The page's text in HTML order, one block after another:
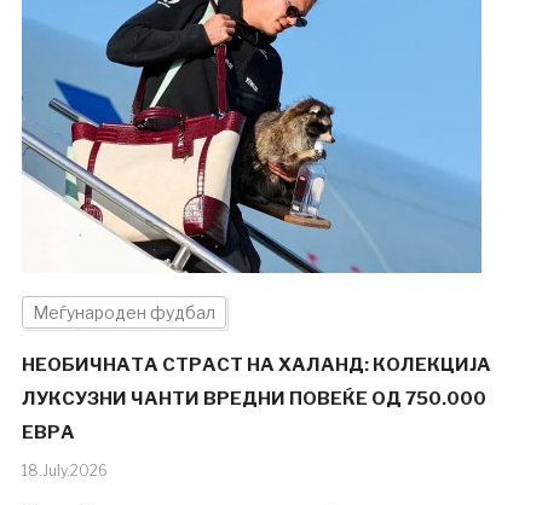
Меѓународен фудбал
НЕОБИЧНАТА СТРАСТ НА ХАЛАНД: КОЛЕКЦИЈА
ЛУКСУЗНИ ЧАНТИ ВРЕДНИ ПОВЕЌЕ ОД 750.000
ЕВРА
18.July.2026